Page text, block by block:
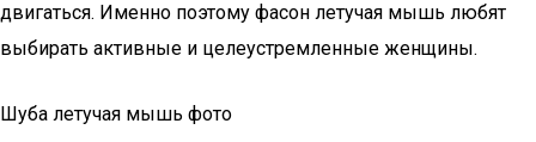
двигаться. Именно поэтому фасон летучая мышь любят
выбирать активные и целеустремленные женщины.
Шуба летучая мышь фото